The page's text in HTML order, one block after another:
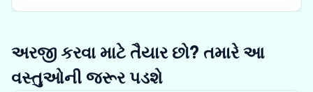
અરજી કરવા માટે તૈયાર છો? તમારે આ
વસ્તુઓની જરૂર પડશે